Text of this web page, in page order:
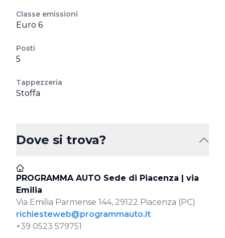
Classe emissioni
Euro 6
Posti
5
Tappezzeria
Stoffa
Dove si trova?
PROGRAMMA AUTO Sede di Piacenza | via
Emilia
Via Emilia Parmense 144, 29122 Piacenza (PC)
richiesteweb@programmauto.it
+39 0523 579751